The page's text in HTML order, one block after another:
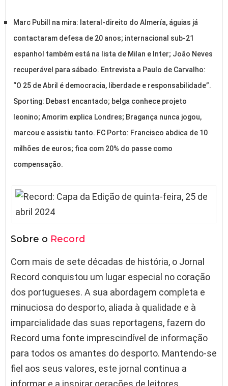
Marc Pubill na mira: lateral-direito do Almería, águias já
contactaram defesa de 20 anos; internacional sub-21
espanhol também está na lista de Milan e Inter; João Neves
recuperável para sábado. Entrevista a Paulo de Carvalho:
“O 25 de Abril é democracia, liberdade e responsabilidade”.
Sporting: Debast encantado; belga conhece projeto
leonino; Amorim explica Londres; Bragança nunca jogou,
marcou e assistiu tanto. FC Porto: Francisco abdica de 10
milhões de euros; fica com 20% do passe como
compensação.
Sobre o Record
Com mais de sete décadas de história, o Jornal
Record conquistou um lugar especial no coração
dos portugueses. A sua abordagem completa e
minuciosa do desporto, aliada à qualidade e à
imparcialidade das suas reportagens, fazem do
Record uma fonte imprescindível de informação
para todos os amantes do desporto. Mantendo-se
fiel aos seus valores, este jornal continua a
informar e a inspirar gerações de leitores